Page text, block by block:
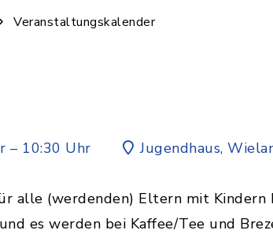
Veranstaltungskalender
– 10:30 Uhr Jugendhaus,
alle (werdenden) Eltern mit Kindern
es werden bei Kaffee/Tee und